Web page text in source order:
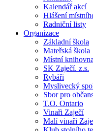
Kalendář akcí
Hlášení
Radniční listy
Organizace
Základní škola
Mateřská škola
Místní knihovna
SK Zaječí. z.s.
Rybáři
Myslivecký
Sbor pro
T.O. Ontario
Vinaři Zaječí
Malí vinaři